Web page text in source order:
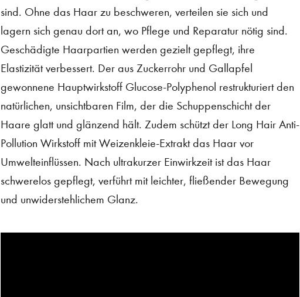
sind. Ohne das Haar zu beschweren, verteilen sie sich und
lagern sich genau dort an, wo Pflege und Reparatur nötig sind.
Geschädigte Haarpartien werden gezielt gepflegt, ihre
Elastizität verbessert. Der aus Zuckerrohr und Gallapfel
gewonnene Hauptwirkstoff Glucose-Polyphenol restrukturiert den
natürlichen, unsichtbaren Film, der die Schuppenschicht der
Haare glatt und glänzend hält. Zudem schützt der Long Hair Anti-
Pollution Wirkstoff mit Weizenkleie-Extrakt das Haar vor
Umwelteinflüssen. Nach ultrakurzer Einwirkzeit ist das Haar
schwerelos gepflegt, verführt mit leichter, fließender Bewegung
und unwiderstehlichem Glanz.